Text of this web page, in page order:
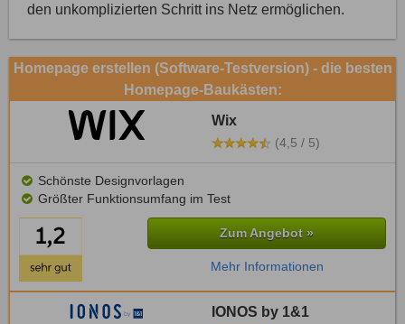
den unkomplizierten Schritt ins Netz ermöglichen.
Homepage erstellen (Software-Testversion) - die besten
Homepage-Baukästen:
Wix
(4,5 / 5)
Schönste Designvorlagen
Größter Funktionsumfang im Test
Zum Angebot »
Mehr Informationen
IONOS by 1&1